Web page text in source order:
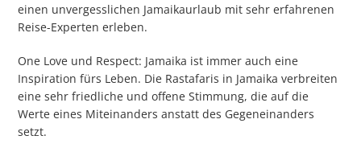
einen unvergesslichen Jamaikaurlaub mit sehr erfahrenen
Reise-Experten erleben.
One Love und Respect: Jamaika ist immer auch eine
Inspiration fürs Leben. Die Rastafaris in Jamaika verbreiten
eine sehr friedliche und offene Stimmung, die auf die
Werte eines Miteinanders anstatt des Gegeneinanders
setzt.